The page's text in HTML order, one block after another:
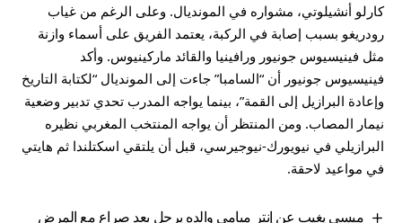
كارلو أنشيلوتي، مشواره في المونديال. وعلى الرغم من غياب
رودريغو بسبب إصابة في الركبة، يعتمد الفريق على أسماء وازنة
مثل فينيسيوس جونيور ورافينيا والقائد ماركينيوس. وأكد
فينيسيوس جونيور أن “السامبا” جاءت إلى المونديال “لكتابة التاريخ
وإعادة البرازيل إلى القمة”، بينما يواجه المدرب تحدي تدبير وضعية
نيمار المصاب. ومن المنتظر أن يواجه المنتخب المغربي نظيره
البرازيلي في نيويورك-نيوجيرسي، قبل أن يلتقي اسكتلندا ثم هايتي
في مواعيد لاحقة.
ميسي يغيب عن إنتر ميامي والده يرحل بعد صراع مع المرض